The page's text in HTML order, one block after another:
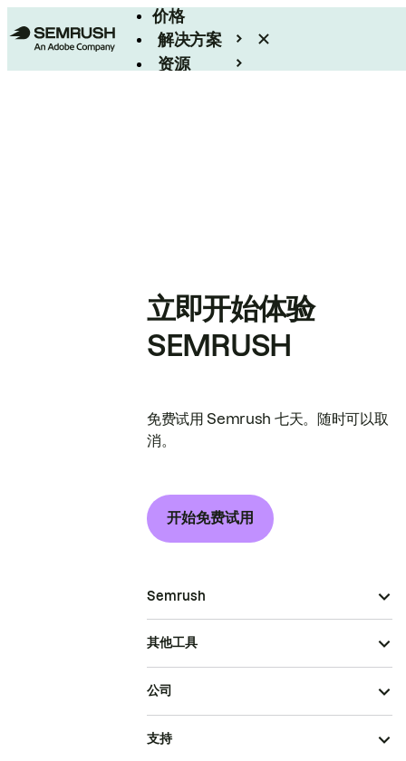
价格
解决方案
资源
立即开始体验
SEMRUSH
免费试用 Semrush 七天。随时可以取
消。
开始免费试用
Semrush
其他工具
公司
支持